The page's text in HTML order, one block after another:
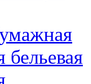
бельевая